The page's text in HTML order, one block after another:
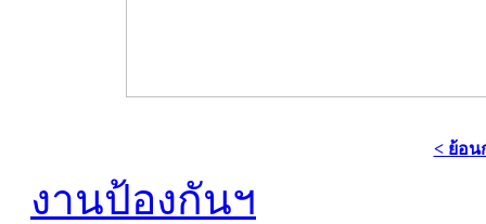
< ย้อน
งานป้องกันฯ